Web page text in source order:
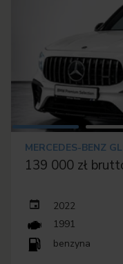
MERCEDES-BENZ
139 000 zł
2022
1991
benzyna